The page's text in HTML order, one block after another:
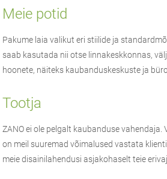
Meie potid
Pakume laia valikut eri stiilide ja
saab kasutada nii otse linnakeskkonnas,
hoonete, näiteks kaubanduskeskuste ja
Tootja
ZANOei ole pelgalt kaubanduse vahendaja.
on meil suuremad võimalused vastata
meie disainilahendusi asjakohaselt teie